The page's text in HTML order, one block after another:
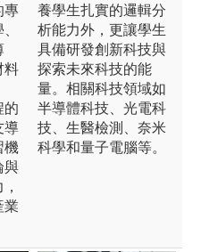
專
料
的
導
機
與
業
養學生扎實的邏輯分
析能力外，更讓學生
具備研發創新科技與
探索未來科技的能
量。相關科技領域如
半導體科技、光電科
技、生醫檢測、奈米
科學和量子電腦等。